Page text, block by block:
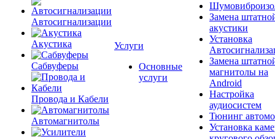
Автосигнализации
Акустика
Сабвуферы
Провода и Кабели
Автомагнитолы
Услуги
Основные
услуги
Замена
акустики
Установка
Замена
магнитолы на
Android
Настройка
аудиосистем
Тюнинг
Установка